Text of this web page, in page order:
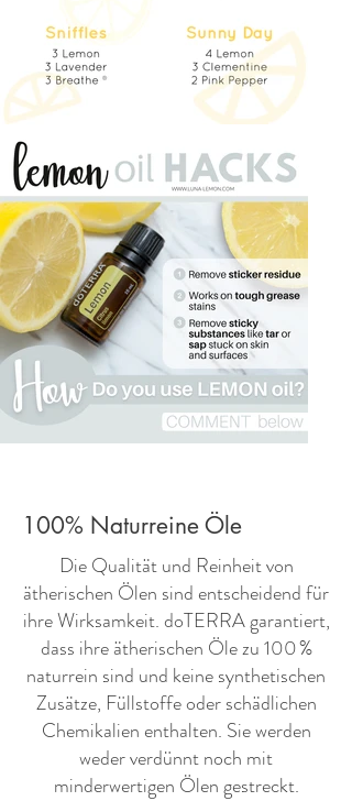
100% Naturreine Öle
​Die Qualität und Reinheit von
ätherischen Ölen sind entscheidend für
ihre Wirksamkeit. doTERRA garantiert,
dass ihre ätherischen Öle zu 100 %
naturrein sind und keine synthetischen
Zusätze, Füllstoffe oder schädlichen
Chemikalien enthalten. Sie werden
weder verdünnt noch mit
minderwertigen Ölen gestreckt.